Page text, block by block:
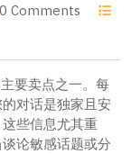
0 Comments
要卖点之一。每
对话是独家且安
些信息尤其重
论敏感话题或分